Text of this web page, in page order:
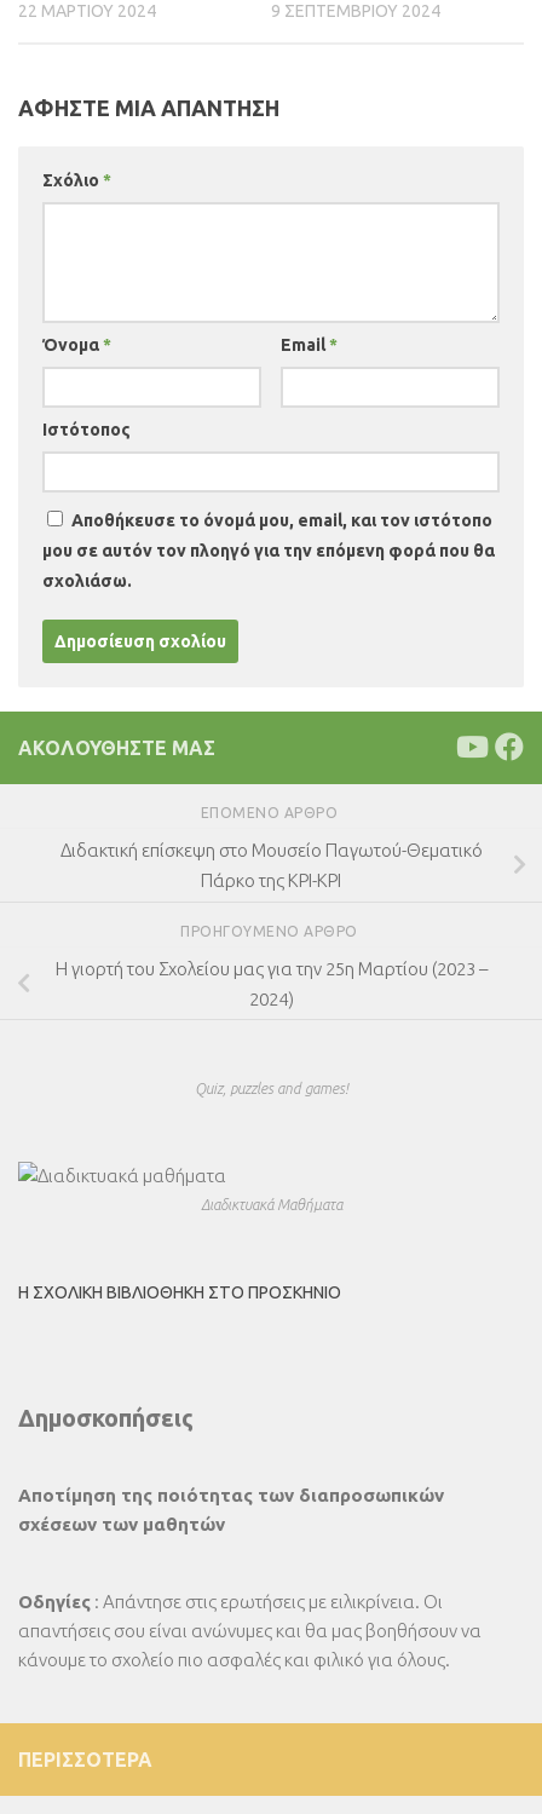
22 ΜΑΡΤΊΟΥ 2024 9 ΣΕΠΤΕΜΒΡΊΟΥ 2024
ΑΦΉΣΤΕ ΜΙΑ ΑΠΆΝΤΗΣΗ
Σχόλιο *
Όνομα* Email*
Ιστότοπος
Αποθήκευσε το όνομά μου, email, και τον ιστότοπο
μου σε αυτόν τον πλοηγό για την επόμενη φορά που θα
σχολιάσω.
ΑΚΟΛΟΥΘΉΣΤΕ ΜΑΣ
ΕΠΌΜΕΝΟ ΆΡΘΡΟ
Διδακτική επίσκεψη στο Μουσείο Παγωτού-Θεματικό
Πάρκο της ΚΡΙ-ΚΡΙ
ΠΡΟΗΓΟΎΜΕΝΟ ΆΡΘΡΟ
Η γιορτή του Σχολείου μας για την 25η Μαρτίου (2023 –
2024)
Quiz, puzzles and games!
Διαδικτυακά Μαθήματα
Η ΣΧΟΛΙΚΉ ΒΙΒΛΙΟΘΉΚΗ ΣΤΟ ΠΡΟΣΚΉΝΙΟ
Δημοσκοπήσεις
Αποτίμηση της ποιότητας των διαπροσωπικών
σχέσεων των μαθητών
Οδηγίες : Απάντησε στις ερωτήσεις με ειλικρίνεια. Οι
απαντήσεις σου είναι ανώνυμες και θα μας βοηθήσουν να
κάνουμε το σχολείο πιο ασφαλές και φιλικό για όλους.
ΠΕΡΙΣΣΌΤΕΡΑ